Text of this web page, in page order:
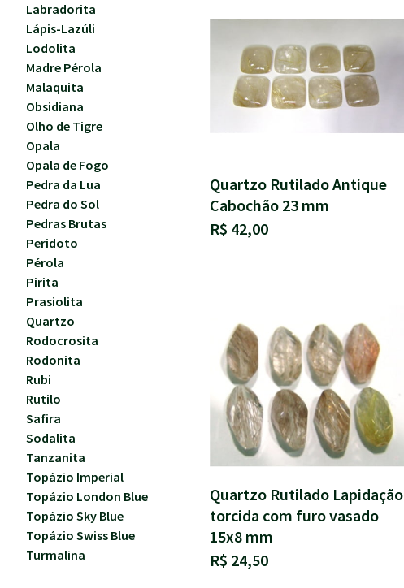
Labradorita
Lápis-Lazúli
Lodolita
Madre Pérola
Malaquita
Obsidiana
Olho de Tigre
Opala
Opala de Fogo
Pedra da Lua
Pedra do Sol
Pedras Brutas
Peridoto
Pérola
Pirita
Prasiolita
Quartzo
Rodocrosita
Rodonita
Rubi
Rutilo
Safira
Sodalita
Tanzanita
Topázio Imperial
Topázio London Blue
Topázio Sky Blue
Topázio Swiss Blue
Turmalina
Quartzo Rutilado Antique
Cabochão 23 mm
R$ 42,00
Quartzo Rutilado Lapidação
torcida com furo vasado
15x8 mm
R$ 24,50